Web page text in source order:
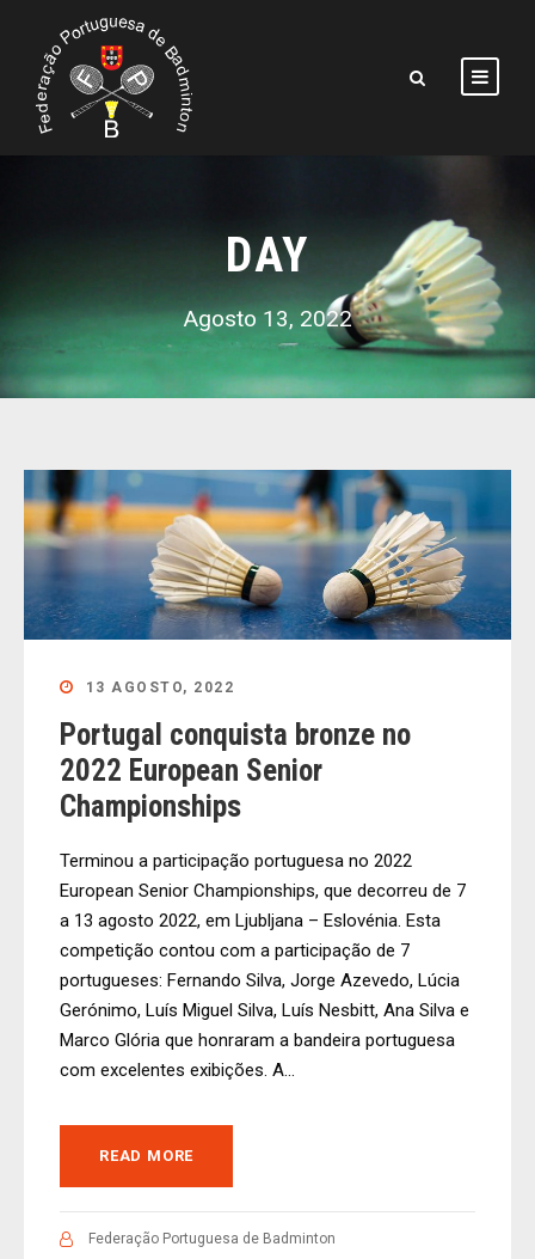
DAY
Agosto 13, 2022
13 AGOSTO, 2022
Portugal conquista bronze no
2022 European Senior
Championships
Terminou a participação portuguesa no 2022
European Senior Championships, que decorreu de 7
a 13 agosto 2022, em Ljubljana – Eslovénia. Esta
competição contou com a participação de 7
portugueses: Fernando Silva, Jorge Azevedo, Lúcia
Gerónimo, Luís Miguel Silva, Luís Nesbitt, Ana Silva e
Marco Glória que honraram a bandeira portuguesa
com excelentes exibições. A...
READ MORE
Federação Portuguesa de Badminton